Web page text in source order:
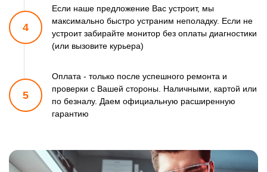
4
Если наше предложение Вас устроит, мы
максимально быстро устраним неполадку. Если не
устроит забирайте монитор без оплаты диагностики
(или вызовите курьера)
5
Оплата - только после успешного ремонта и
проверки с Вашей стороны. Наличными, картой или
по безналу. Даем официальную расширенную
гарантию